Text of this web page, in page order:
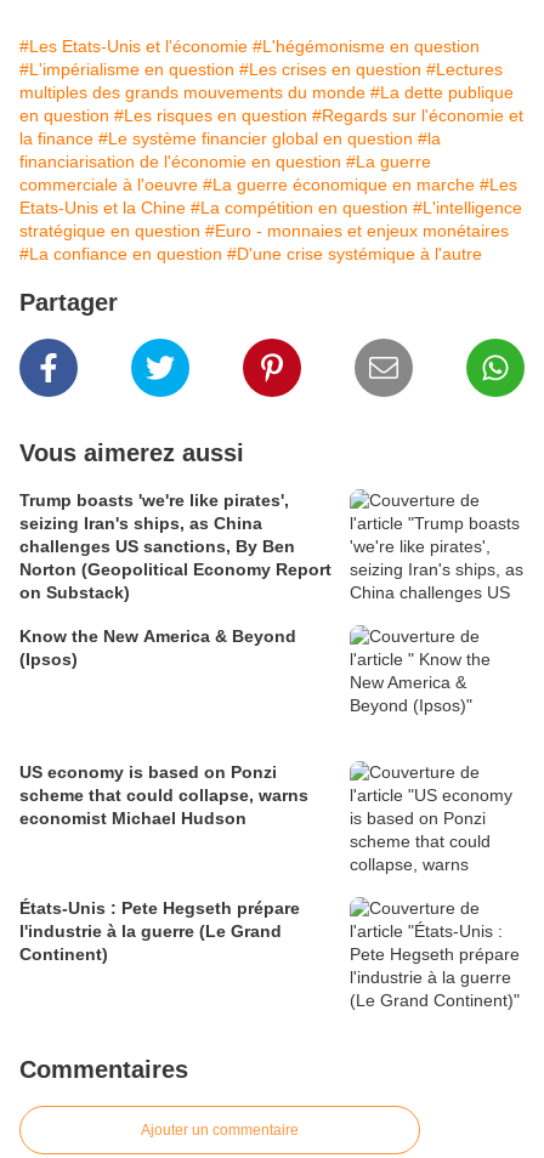
#Les Etats-Unis et l'économie #L'hégémonisme en question
#L'impérialisme en question #Les crises en question #Lectures
multiples des grands mouvements du monde #La dette publique
en question #Les risques en question #Regards sur l'économie et
la finance #Le système financier global en question #la
financiarisation de l'économie en question #La guerre
commerciale à l'oeuvre #La guerre économique en marche #Les
Etats-Unis et la Chine #La compétition en question #L'intelligence
stratégique en question #Euro - monnaies et enjeux monétaires
#La confiance en question #D'une crise systémique à l'autre
Partager
Vous aimerez aussi
Trump boasts 'we're like pirates',
seizing Iran's ships, as China
challenges US sanctions, By Ben
Norton (Geopolitical Economy Report
on Substack)
Know the New America & Beyond
(Ipsos)
US economy is based on Ponzi
scheme that could collapse, warns
economist Michael Hudson
États-Unis : Pete Hegseth prépare
l'industrie à la guerre (Le Grand
Continent)
Commentaires
Ajouter un commentaire